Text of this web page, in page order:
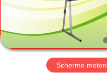
CIRCA
GIRO
Schermo